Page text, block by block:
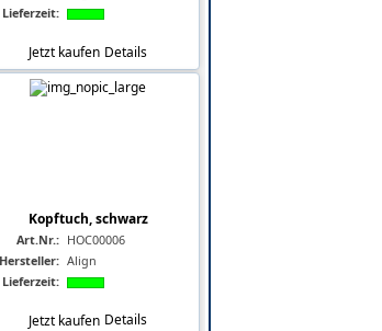
Lieferzeit:
Jetzt kaufen Details
Kopftuch, schwarz
Art.Nr.: HOC00006
Hersteller: Align
Lieferzeit:
Jetzt kaufen Details